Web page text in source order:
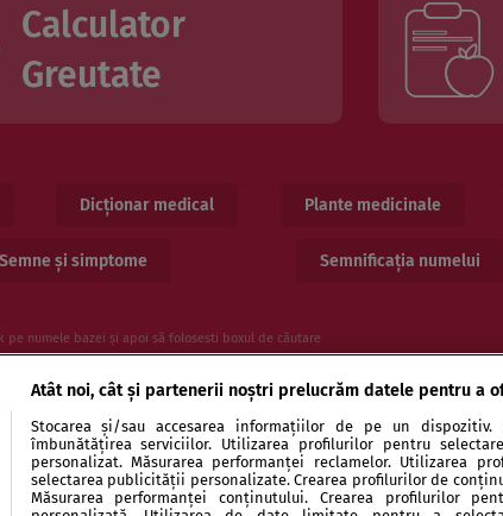
Calculator
Greutate
Dicționar medical Plante medicinale
Semne și simptome Semnificația numelui
numele bazei și apoi să folosesti boxul de căutare
Atât noi, cât și partenerii noștri prelucrăm datele pentru a
Stocarea și/sau accesarea informațiilor de pe un dispozitiv.
îmbunătățirea serviciilor. Utilizarea profilurilor pentru
personalizat. Măsurarea performanței reclamelor. Utilizarea
selectarea publicității personalizate. Crearea profilurilor de
Măsurarea performanței conținutului. Crearea profilurilor